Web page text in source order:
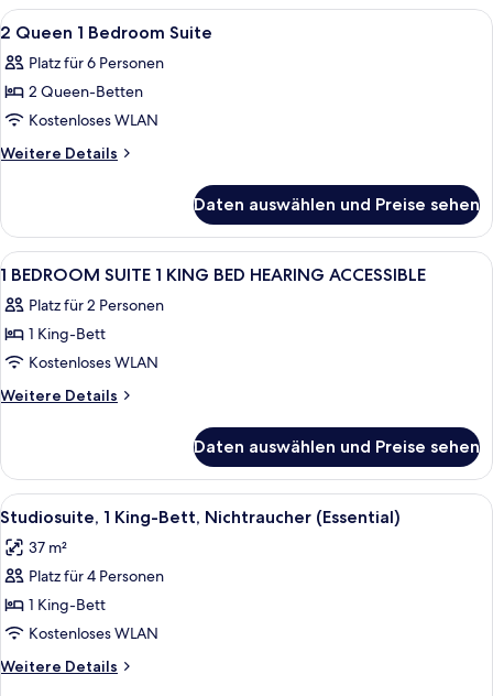
anzeigen
Studio
Suite
Smoking
Alle
Fotos
für
2
Queen
1
anzeigen
Ein Hotelzimmer mit Sofa,
6
2 Queen 1 Bedroom Suite
Platz für 6 Personen
2 Queen-Betten
Kostenloses WLAN
Weitere Details
Weitere
Queen
Bedroom
Daten auswählen und Preise sehen
Alle
Fotos
für
1
BEDROOM
SUITE
BED
HEARING
ACCESSIBLE
anzeigen
Ein Hotelzimmer mit einem großen
7
1 BEDROOM SUITE 1 KING BED HEARING ACCESSIBLE
Platz für 2 Personen
1 King-Bett
Kostenloses WLAN
Weitere Details
Weitere
BEDROOM
SUITE
1
BED
HEARING
Daten auswählen und Preise sehen
Alle
Fotos
für
Studiosuite,
1 King-
Bett,
Nichtraucher
(Essential)
Ein modernes Wohnzimmer mit
6
Studiosuite, 1 King-Bett, Nichtraucher (Essential)
37 m²
Platz für 4 Personen
1 King-Bett
Kostenloses WLAN
Weitere Details
Weitere